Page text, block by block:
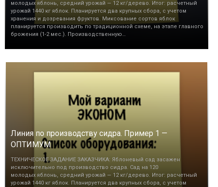
молодых яблонь, средний урожай — 12 кг/дерево. Итог: расчетный
урожай 1440 кг яблок. Планируется два крупных сбора, с учетом
хранения и дозревания фруктов. Миксование сортов яблок
планируется производить по традиционной схеме, на этапе главного
брожения (1-2 мес.). Производственную…
Линия по производству сидра. Пример 1 —
ОПТИМУМ
ТЕХНИЧЕСКОЕ ЗАДАНИЕ ЗАКАЗЧИКА: Яблоневый сад засажен
исключительно под производство сидра. Сад на 120
молодых яблонь, средний урожай — 12 кг/дерево. Итог: расчетный
урожай 1440 кг яблок. Планируется два крупных сбора, с учетом